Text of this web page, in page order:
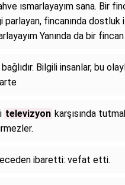
ısmarlayayım sana. Bir
parlayan, fincanında dostluk
Yanında da bir
bağlıdır. Bilgili insanlar, bu
televizyon karşısında
ibaretti: vefat etti.